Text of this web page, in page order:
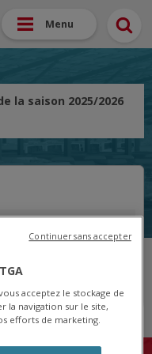
Menu
la saison 2025/2026
sélectionné.
acceptez le stockage de
la navigation sur le site,
efforts de marketing.
Continuer sans accepter